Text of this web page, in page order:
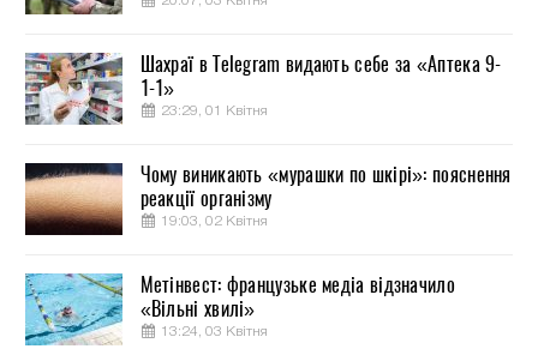
Шахраї в Telegram видають себе за «Аптека 9-
1-1»
23:29, 01 Квітня
Чому виникають «мурашки по шкірі»: пояснення
реакції організму
19:03, 02 Квітня
Метінвест: французьке медіа відзначило
«Вільні хвилі»
13:24, 03 Квітня